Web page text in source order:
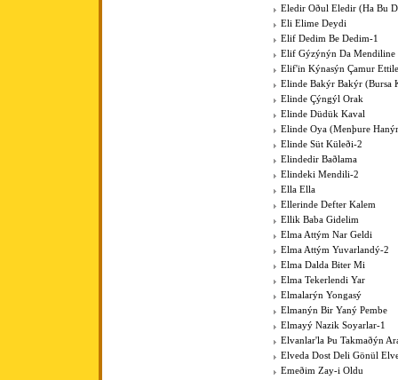
Eledir Oðul Eledir (Ha Bu
Eli Elime Deydi
Elif Dedim Be Dedim-1
Elif Gýzýnýn Da Mendiline
Elif'in Kýnasýn Çamur
Elinde Bakýr Bakýr (Bursa
Elinde Çýngýl Orak
Elinde Düdük Kaval
Elinde Oya (Menþure
Elinde Süt Küleði-2
Elindedir Baðlama
Elindeki Mendili-2
Ella Ella
Ellerinde Defter Kalem
Ellik Baba Gidelim
Elma Attým Nar Geldi
Elma Attým Yuvarlandý-2
Elma Dalda Biter Mi
Elma Tekerlendi Yar
Elmalarýn Yongasý
Elmanýn Bir Yaný Pembe
Elmayý Nazik Soyarlar-1
Elvanlar'la Þu Takmaðýn
Elveda Dost Deli Gönül
Emeðim Zay-i Oldu